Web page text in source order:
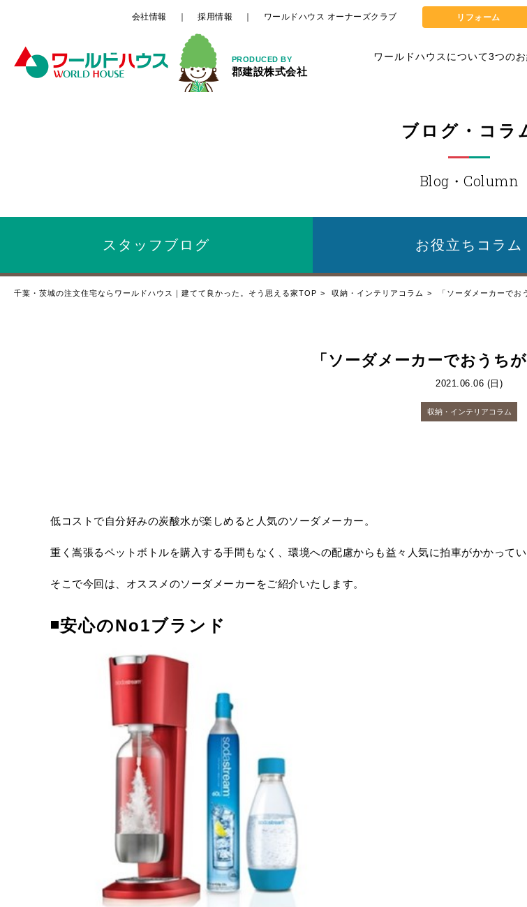
PRODUCED BY
郡建設株式会社
ワールドハウスについて3つの
会社情報 採用情報 ワールドハウス オーナーズクラブ リフォーム
ブログ・コラ
Blog・Column
スタッフ ブログ お役立ち コラム
千葉・茨城の注文住宅ならワールドハウス｜建てて良かった。そう思える家TOP 収納・インテリアコラム 「ソーダメーカーでお
「ソーダメーカーでおうち
2021.06.06 (日)
収納・インテリアコラム
低コストで自分好みの炭酸水が楽しめると人気のソーダメーカー。
重く嵩張るペットボトルを購入する手間もなく、環境への配慮からも益々人気に拍車がかかってい
そこで今回は、オススメのソーダメーカーをご紹介いたします。
◾安心のNo1ブランド